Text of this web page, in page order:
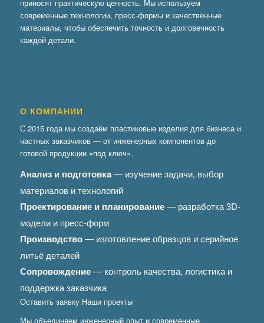
приносят практическую ценность. Мы используем
современные технологии, пресс-формы и качественные
материалы, чтобы обеспечить точность и долговечность
каждой детали.
О КОМПАНИИ
С 2015 года мы создаём пластиковые изделия для бизнеса и
частных заказчиков — от инженерных компонентов до
готовой продукции «под ключ».
Анализ и подготовка— изучение задачи, выбор
материалов и технологий
Проектирование и планирование— разработка 3D-
модели и пресс-форм
Производство— изготовление образцов и серийное
литьё деталей
Сопровождение— контроль качества, логистика и
поддержка заказчика
Оставить заявку Наши проекты
Мы объединяем инженерный опыт и современные